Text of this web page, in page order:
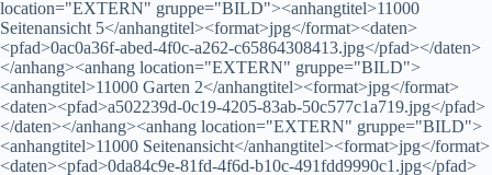
location="EXTERN" gruppe="BILD"><anhangtitel>11000
Seitenansicht 5</anhangtitel><format>jpg</format><daten>
<pfad>0ac0a36f-abed-4f0c-a262-c65864308413.jpg</pfad></daten>
</anhang><anhang location="EXTERN" gruppe="BILD">
<anhangtitel>11000 Garten 2</anhangtitel><format>jpg</format>
<daten><pfad>a502239d-0c19-4205-83ab-50c577c1a719.jpg</pfad>
</daten></anhang><anhang location="EXTERN" gruppe="BILD">
<anhangtitel>11000 Seitenansicht</anhangtitel><format>jpg</format>
<daten><pfad>0da84c9e-81fd-4f6d-b10c-491fdd9990c1.jpg</pfad>